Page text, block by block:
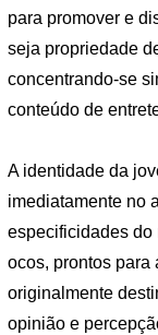
para promover e
seja propriedade
concentrando-se
conteúdo de
A identidade da
imediatamente no
especificidades do
ocos, prontos para
originalmente
opinião e